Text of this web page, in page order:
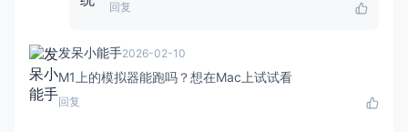
回复
发呆小能手2026-02-10
M1上的模拟器能跑吗？想在Mac上试试看
回复